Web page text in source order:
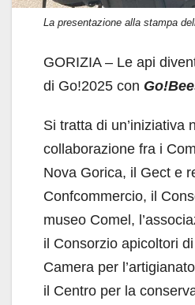
La presentazione alla stampa
GORIZIA – Le api
di Go!2025 con
Si tratta di un’iniziativa
collaborazione fra i
Nova Gorica, il Gect e
Confcommercio, il
museo Comel,
il Consorzio apicoltori
Camera per
il Centro per la